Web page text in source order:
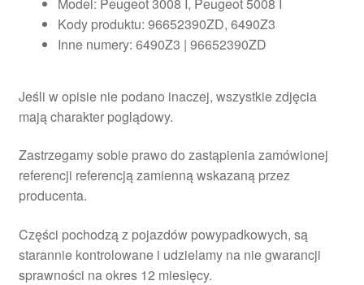
Kody produktu: 96652390ZD, 6490Z3
Inne numery: 6490Z3 | 96652390ZD
Jeśli w opisie nie podano inaczej, wszystkie zdjęcia
mają charakter poglądowy.
Zastrzegamy sobie prawo do zastąpienia zamówionej
referencji referencją zamienną wskazaną przez
producenta.
Części pochodzą z pojazdów powypadkowych, są
starannie kontrolowane i udzielamy na nie gwarancji
sprawności na okres 12 miesięcy.